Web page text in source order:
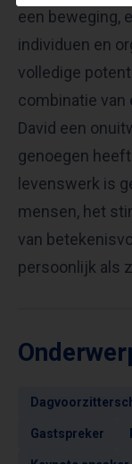
een beweging,
individuen en
volledige
combinatie van
David een
genoegen
levenswerk is
mensen, het
van
persoonlijk als
Gastspreker